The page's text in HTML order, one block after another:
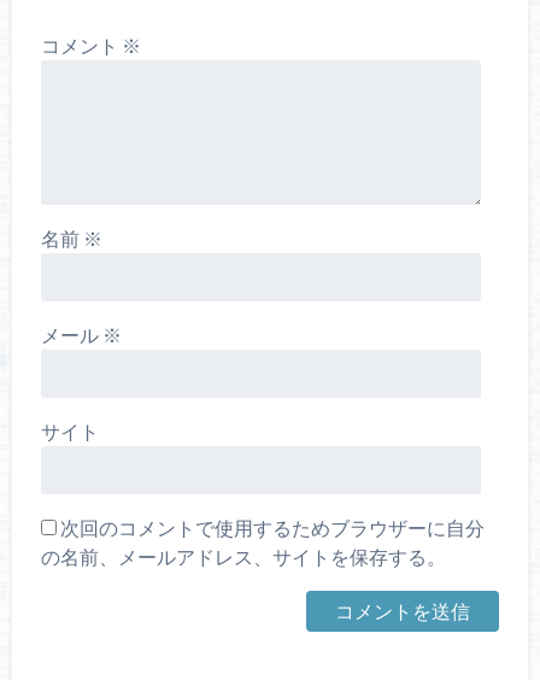
コメント ※
名前 ※
メール ※
サイト
次回のコメントで使用するためブラウザーに自分
の名前、メールアドレス、サイトを保存する。